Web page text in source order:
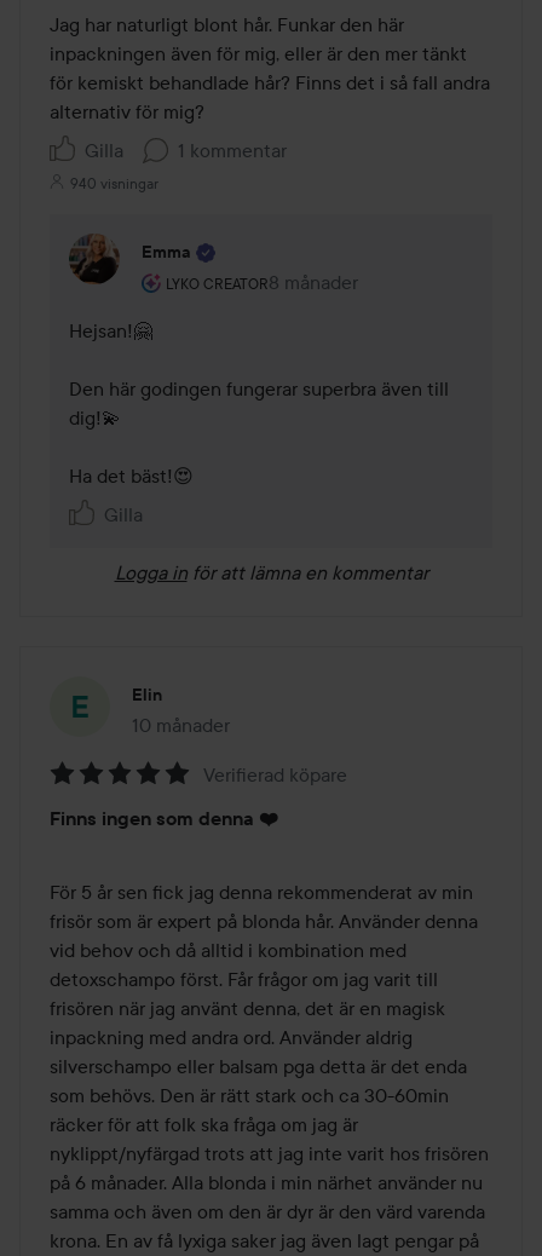
Jag har naturligt blont hår. Funkar den här
inpackningen även för mig, eller är den mer tänkt
för kemiskt behandlade hår? Finns det i så fall andra
alternativ för mig?
Gilla
1 kommentar
940 visningar
Emma
LYKO CREATOR
Användarens roll: Lyko Creator.
8 månader
Kommentaren lades 8 månader
Hejsan!🤗
Den här godingen fungerar superbra även till
dig!💫
Ha det bäst!😍
Gilla
Logga in för att lämna en kommentar
Elin
10 månader
Inlägget skapades 10 månader
5
5
Verifierad köpare
Finns ingen som denna ❤️
För 5 år sen fick jag denna rekommenderat av min
frisör som är expert på blonda hår. Använder denna
vid behov och då alltid i kombination med
detoxschampo först. Får frågor om jag varit till
frisören när jag använt denna, det är en magisk
inpackning med andra ord. Använder aldrig
silverschampo eller balsam pga detta är det enda
som behövs. Den är rätt stark och ca 30-60min
räcker för att folk ska fråga om jag är
nyklippt/nyfärgad trots att jag inte varit hos frisören
på 6 månader. Alla blonda i min närhet använder nu
samma och även om den är dyr är den värd varenda
krona. En av få lyxiga saker jag även lagt pengar på